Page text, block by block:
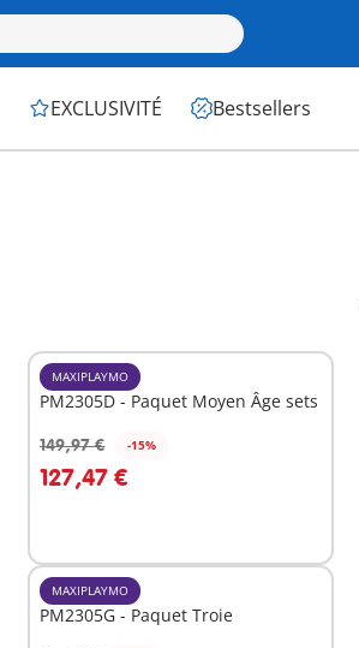
EXCLUSIVITÉ Bestsellers
MAXIPLAYMO
PM2305D - Paquet Moyen Âge sets
149,97 € -15%
127,47 €
MAXIPLAYMO
PM2305G - Paquet Troie